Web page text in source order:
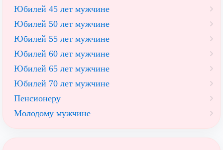
Юбилей 45 лет мужчине
Юбилей 50 лет мужчине
Юбилей 55 лет мужчине
Юбилей 60 лет мужчине
Юбилей 65 лет мужчине
Юбилей 70 лет мужчине
Пенсионеру
Молодому мужчине